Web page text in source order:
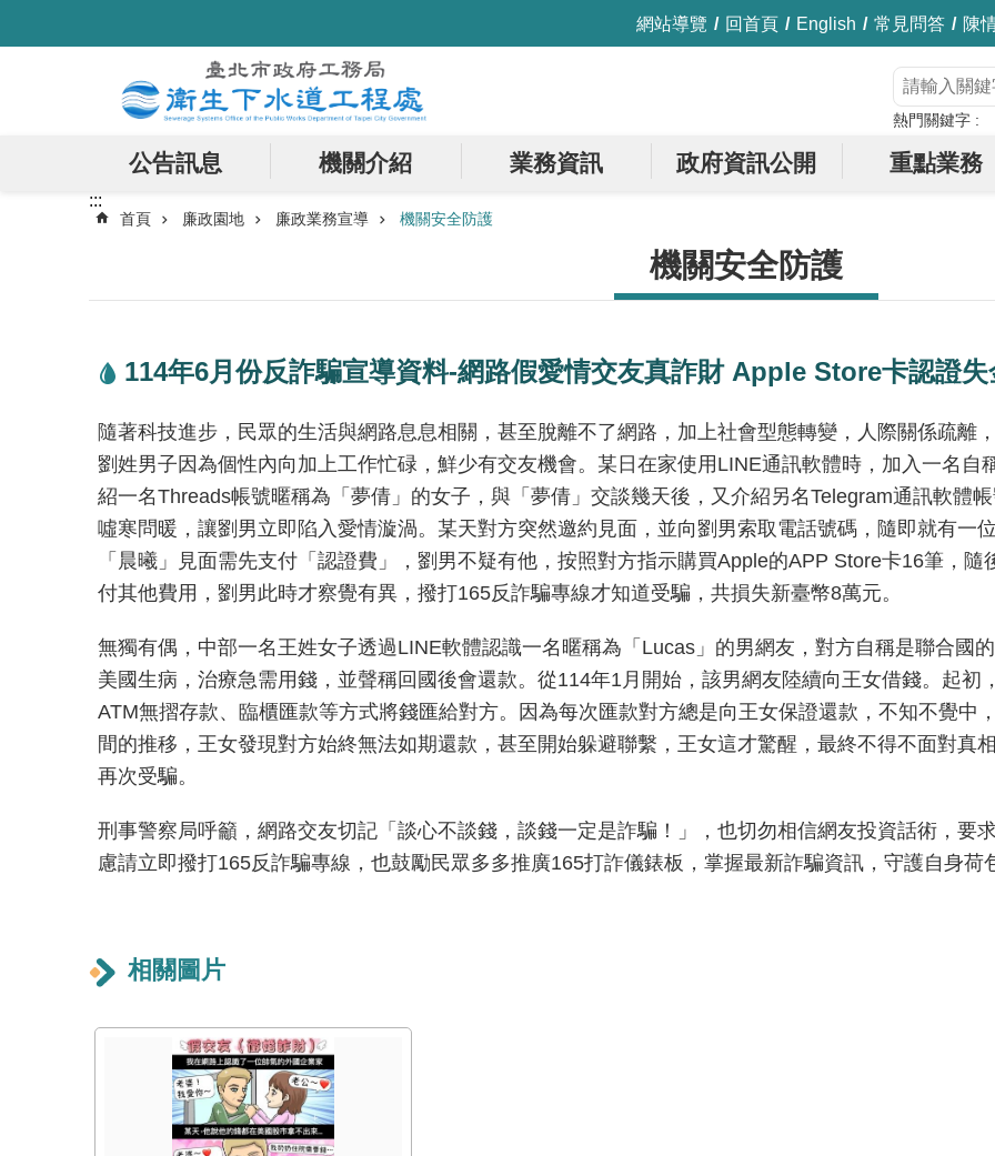
網站導覽 回首頁 English 常見問答 陳
熱門關鍵字
公告訊息 機關介紹 業務資訊 政府資訊公開 重點業務
:::
首頁 廉政園地 廉政業務宣導 機關安全防護
機關安全防護
114年6月份反詐騙宣導資料-網路假愛情交友真詐財 Apple Store卡認證失
隨著科技進步，民眾的生活與網路息息相關，甚至脫離不了網路，加上社會型態轉變，人際關係疏離
劉姓男子因為個性內向加上工作忙碌，鮮少有交友機會。某日在家使用LINE通訊軟體時，加入一名
紹一名Threads帳號暱稱為「夢倩」的女子，與「夢倩」交談幾天後，又介紹另名Telegram通訊軟體
噓寒問暖，讓劉男立即陷入愛情漩渦。某天對方突然邀約見面，並向劉男索取電話號碼，隨即就有一
「晨曦」見面需先支付「認證費」，劉男不疑有他，按照對方指示購買Apple的APP Store卡16筆，
付其他費用，劉男此時才察覺有異，撥打165反詐騙專線才知道受騙，共損失新臺幣8萬元。
無獨有偶，中部一名王姓女子透過LINE軟體認識一名暱稱為「Lucas」的男網友，對方自稱是聯合國
美國生病，治療急需用錢，並聲稱回國後會還款。從114年1月開始，該男網友陸續向王女借錢。起
ATM無摺存款、臨櫃匯款等方式將錢匯給對方。因為每次匯款對方總是向王女保證還款，不知不覺中
間的推移，王女發現對方始終無法如期還款，甚至開始躲避聯繫，王女這才驚醒，最終不得不面對真
再次受騙。
刑事警察局呼籲，網路交友切記「談心不談錢，談錢一定是詐騙！」，也切勿相信網友投資話術，要
慮請立即撥打165反詐騙專線，也鼓勵民眾多多推廣165打詐儀錶板，掌握最新詐騙資訊，守護自身
相關圖片